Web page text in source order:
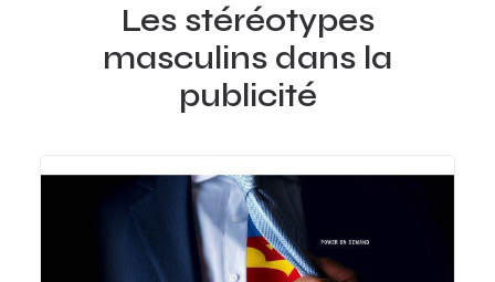
Les stéréotypes
masculins dans la
publicité